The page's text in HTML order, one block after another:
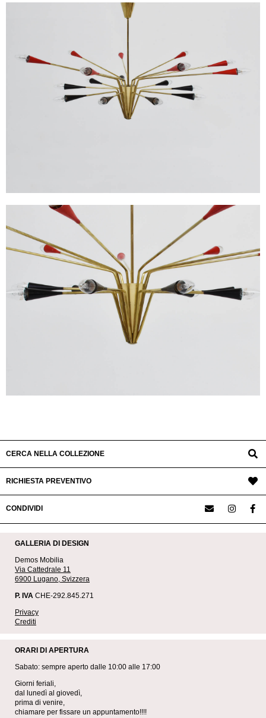
CERCA NELLA COLLEZIONE
RICHIESTA PREVENTIVO
CONDIVIDI
GALLERIA DI DESIGN
Demos Mobilia
Via Cattedrale 11
6900 Lugano, Svizzera
P. IVA CHE-292.845.271
Privacy
Crediti
ORARI DI APERTURA
Sabato: sempre aperto dalle 10:00 alle 17:00
Giorni feriali,
dal lunedì al giovedì,
prima di venire,
chiamare per fissare un appuntamento!!!!